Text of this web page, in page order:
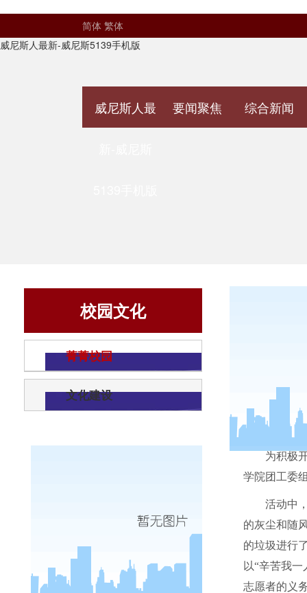
简体 繁体
威尼斯人最新-威尼斯5139手机版
威尼斯人最 要闻聚焦 综合新闻
校园文化
菁菁校园
文化建设
为积极
学院团工委
活动中
的灰尘和随
的垃圾进行
以“辛苦我
志愿者的义